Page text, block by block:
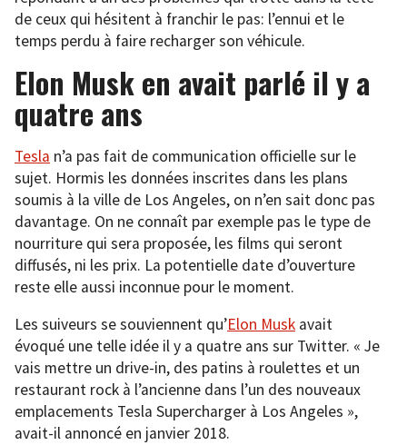
de ceux qui hésitent à franchir le pas: l’ennui et le
temps perdu à faire recharger son véhicule.
Elon Musk en avait parlé il y a
quatre ans
Tesla n’a pas fait de communication officielle sur le
sujet. Hormis les données inscrites dans les plans
soumis à la ville de Los Angeles, on n’en sait donc pas
davantage. On ne connaît par exemple pas le type de
nourriture qui sera proposée, les films qui seront
diffusés, ni les prix. La potentielle date d’ouverture
reste elle aussi inconnue pour le moment.
Les suiveurs se souviennent qu’Elon Musk avait
évoqué une telle idée il y a quatre ans sur Twitter. « Je
vais mettre un drive-in, des patins à roulettes et un
restaurant rock à l’ancienne dans l’un des nouveaux
emplacements Tesla Supercharger à Los Angeles »,
avait-il annoncé en janvier 2018.